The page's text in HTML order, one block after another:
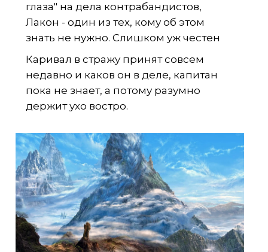
глаза" на дела контрабандистов,
Лакон - один из тех, кому об этом
знать не нужно. Слишком уж честен
Каривал в стражу принят совсем
недавно и каков он в деле, капитан
пока не знает, а потому разумно
держит ухо востро.